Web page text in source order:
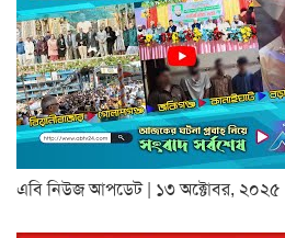
এবি নিউজ আপডেট | ১৩ অক্টোবর, ২০২৫